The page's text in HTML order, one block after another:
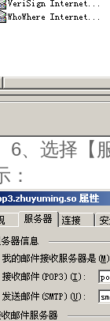
选择【服
：